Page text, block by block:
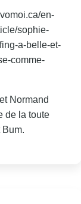
en-
sophie-
a-belle-et-
comme-
Normand
de la toute